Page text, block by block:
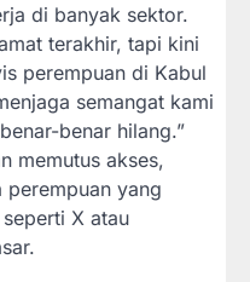
di banyak sektor.
terakhir, tapi kini
perempuan di Kabul
semangat kami
benar hilang.”
memutus akses,
perempuan yang
X atau